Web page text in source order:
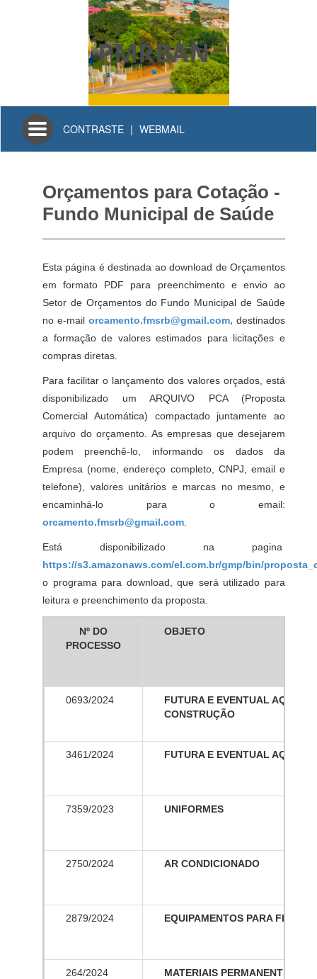
PMRBAN
Toggle
navigation
CONTRASTE | WEBMAIL
Orçamentos para Cotação -
Fundo Municipal de Saúde
Esta página é destinada ao download de Orçamentos
em formato PDF para preenchimento e envio ao
Setor de Orçamentos do Fundo Municipal de Saúde
no e-mail orcamento.fmsrb@gmail.com, destinados
a formação de valores estimados para licitações e
compras diretas.
Para facilitar o lançamento dos valores orçados, está
disponibilizado um ARQUIVO PCA (Proposta
Comercial Automática) compactado juntamente ao
arquivo do orçamento. As empresas que desejarem
podem preenchê-lo, informando os dados da
Empresa (nome, endereço completo, CNPJ, email e
telefone), valores unitários e marcas no mesmo, e
encaminhá-lo para o email:
orcamento.fmsrb@gmail.com
Está disponibilizado na pagina
https://s3.amazonaws.com/el.com.br/gmp/bin/
o programa para download, que será utilizado para
leitura e preenchimento da proposta.
Nº DO
PROCESSO
OBJETO
0693/2024
FUTURA E EVENTUAL
CONSTRUÇÃO
3461/2024 FUTURA E EVENTUAL
7359/2023 UNIFORMES
2750/2024 AR CONDICIONADO
2879/2024 EQUIPAMENTOS PARA
264/2024 MATERIAIS PERMANENTES